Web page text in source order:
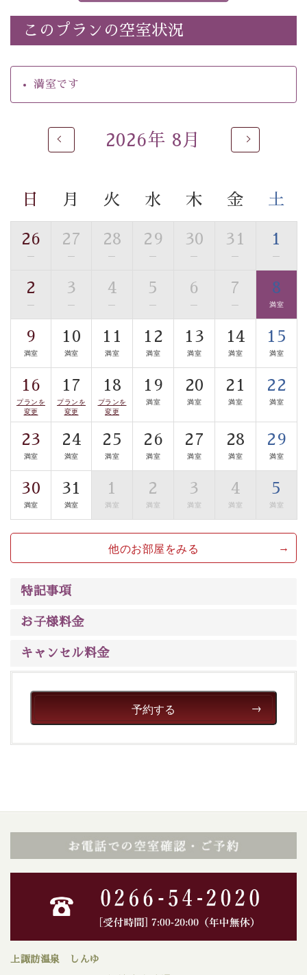
・朝食はこだわりの味噌汁をはじめとした和定食
自家源泉「美翠源泉」は酸化の進みが遅く新鮮で若返り
■お座敷風呂（大浴場）
温泉の成分に合わせ、防菌防カビの特殊素材の畳を使
※男性大浴場までのご移動には階段がございます。 予め
ご了承のほどお願いいたします。
■貸切温泉風呂 （40分2000円）
眺望はございませんが、源泉掛け流しの温泉の質を楽し
む貸切温泉風呂です。ゆったりといやされるプライベー
トな空間をお愉しみください。
【旅】
■諏訪大社4社を巡る無料参拝バス
豊富な知識を持ったドライバー兼ガイドが諏訪大社をご
案内します。
事前ご予約制ですので、ご利用ご希望の方
は【3日前まで】にお電話ください。
※交通規制などにより運行できない日がございます
※年末年始及び御柱祭前後は運行しておりません
以上がプラン内容です。
上諏訪温泉“しんゆ”なら諏訪大社など歴史ある諏訪の街
で心癒されます。
清らかな源泉、自然の恵みあるお食事、諏訪湖に包まれ
るお部屋、 大人のたしなみを感じていただける、美しく
さい。
このプランの空室状況
満室です
2026年 8月
日 月 火 水 木 金 土
26
—
27
—
28
—
29
—
30
—
31
—
1
—
2
—
3
—
4
—
5
—
6
—
7
—
8
満室
9
満室
10
満室
11
満室
12
満室
13
満室
14
満室
15
満室
16
プランを
変更
17
プランを
変更
18
プランを
変更
19
満室
20
満室
21
満室
22
満室
23
満室
24
満室
25
満室
26
満室
27
満室
28
満室
29
満室
30
満室
31
満室
1
満室
2
満室
3
満室
4
満室
5
満室
他のお部屋をみる
特記事項
お子様料金
キャンセル料金
予約する
上諏訪温泉 しんゆ